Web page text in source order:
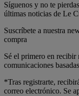
Síguenos y no te
últimas noticias de Le
Suscríbete a nuestra
compra
Sé el primero en recibir
comunicaciones
*Tras registrarte,
correo electrónico. Se